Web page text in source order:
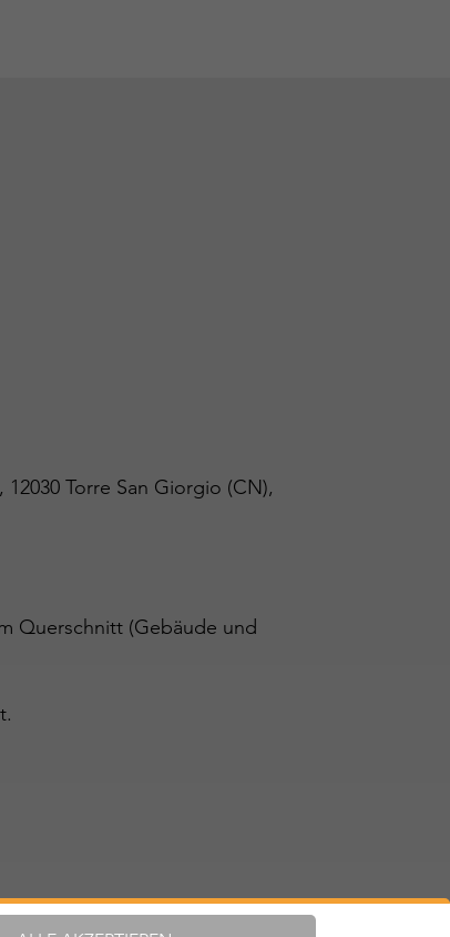
Torre San Giorgio (CN),
Querschnitt (Gebäude und